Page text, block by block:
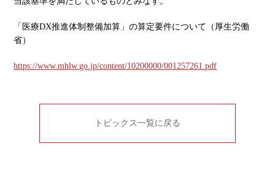
「医療DX推進体制整備加算」の算定要件について（厚生労働
省）
https://www.mhlw.go.jp/content/10200000/001257261.pdf
トピックス一覧に戻る